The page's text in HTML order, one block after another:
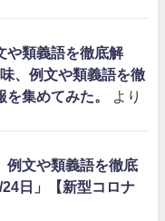
や類義語を徹底解
、例文や類義語を徹
集めてみた。
より
例文や類義語を徹底
日」【新型コロナ